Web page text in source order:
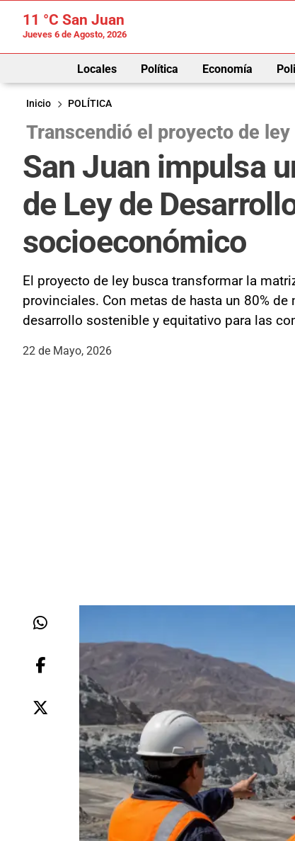
11 °C San Juan
Jueves 6 de Agosto, 2026
Locales Política Economía
Inicio
POLÍTICA
Transcendió el proyecto de ley
San Juan impulsa
de Ley de
socioeconómico
El proyecto de ley busca transformar la
provinciales. Con metas de hasta un 80%
desarrollo sostenible y equitativo para las
22 de Mayo, 2026